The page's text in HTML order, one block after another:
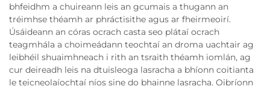
bhfeidhm a chuireann leis an gcumais a thugann an
tréimhse théamh ar phráctisithe agus ar fheirmeoirí.
Úsáideann an córas ocrach casta seo plátaí ocrach
teagmhála a choimeádann teochtaí an droma uachtair ag
leibhéil shuaimhneach i rith an tsraith théamh iomlán, ag
cur deireadh leis na dtuisleoga lasracha a bhíonn coitianta
le teicneolaíochtaí níos sine do bhainne lasracha. Oibríonn